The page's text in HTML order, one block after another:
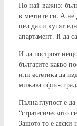
Но най-важно:
в мечтите си. А не
цел да си купят
апартамент. И да
И да построят
българите какво
или естетика да
мижава офис-
Пълна глупост е
“стратегическото
Защото то е адски